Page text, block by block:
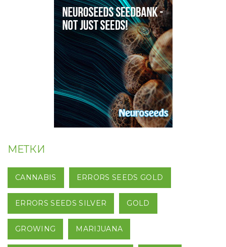
МЕТКИ
CANNABIS ERRORS SEEDS GOLD
ERRORS SEEDS SILVER GOLD
GROWING MARIJUANA